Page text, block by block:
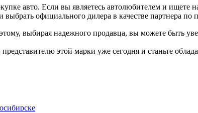
авто. Если вы являетесь автолюбителем и ищете
официального дилера в качестве партнера по
выбирая надежного продавца, вы можете быть
этой марки уже сегодня и станьте